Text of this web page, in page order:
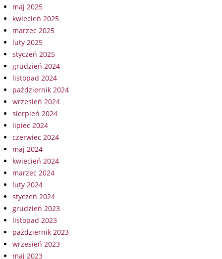
maj 2025
kwiecień 2025
marzec 2025
luty 2025
styczeń 2025
grudzień 2024
listopad 2024
październik 2024
wrzesień 2024
sierpień 2024
lipiec 2024
czerwiec 2024
maj 2024
kwiecień 2024
marzec 2024
luty 2024
styczeń 2024
grudzień 2023
listopad 2023
październik 2023
wrzesień 2023
maj 2023